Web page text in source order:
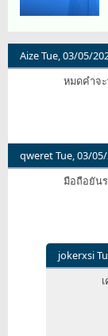
AizeTue, 03/05/
หมดคำจ
qweretTue, 03/
มือถือยัน
jokerxsi
In